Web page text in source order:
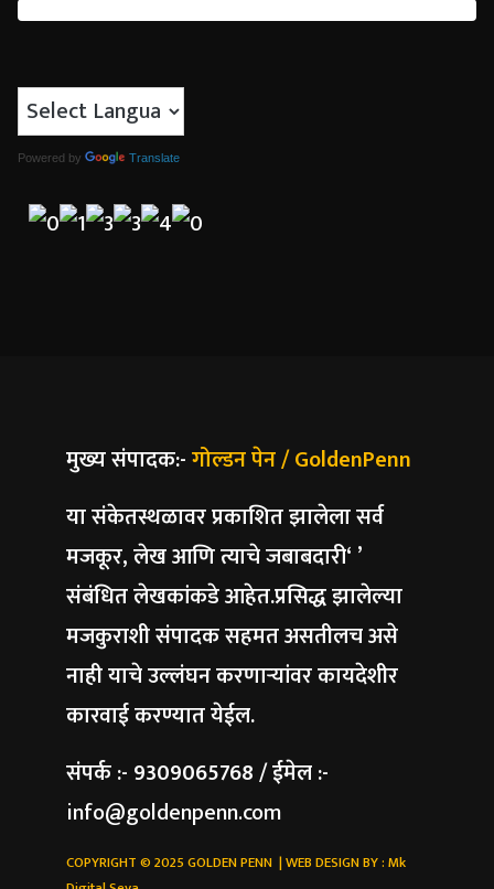
Powered by Translate
मुख्य संपादक:-गोल्डन पेन / GoldenPenn
या संकेतस्थळावर प्रकाशित झालेला सर्व
मजकूर, लेख आणि त्याचे जबाबदारी‘ ’
संबंधित लेखकांकडे आहेत.प्रसिद्ध झालेल्या
मजकुराशी संपादक सहमत असतीलच असे
नाही याचे उल्लंघन करणाऱ्यांवर कायदेशीर
कारवाई करण्यात येईल.
संपर्क :- 9309065768 / ईमेल :-
info@goldenpenn.com
COPYRIGHT © 2025 GOLDEN PENN | WEB DESIGN BY :Mk